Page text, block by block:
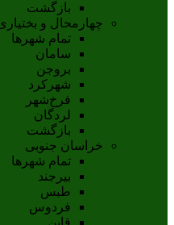
بازگشت
چهارمحال و بختیاری
تمام شهر‌ها
سامان
بروجن
شهرکرد
فرخ‌شهر
لردگان
بازگشت
خراسان جنوبی
تمام شهر‌ها
بيرجند
طبس
فردوس
قاين